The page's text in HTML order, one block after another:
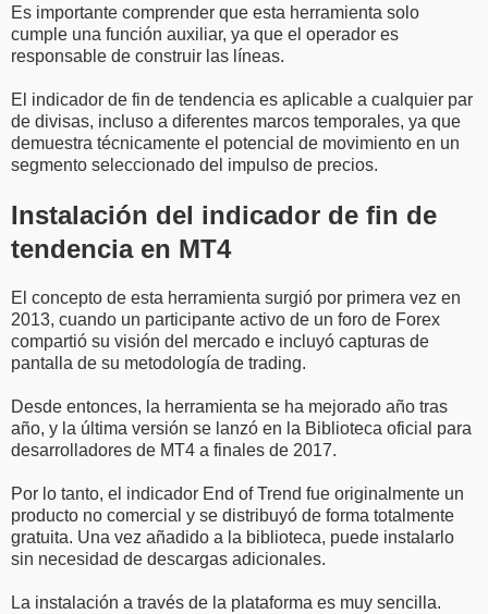
Es importante comprender que esta herramienta solo
cumple una función auxiliar, ya que el operador es
responsable de construir las líneas.
El indicador de fin de tendencia es aplicable a cualquier par
de divisas, incluso a diferentes marcos temporales, ya que
demuestra técnicamente el potencial de movimiento en un
segmento seleccionado del impulso de precios.
Instalación del indicador de fin de
tendencia en MT4
El concepto de esta herramienta surgió por primera vez en
2013, cuando un participante activo de un foro de Forex
compartió su visión del mercado e incluyó capturas de
pantalla de su metodología de trading.
Desde entonces, la herramienta se ha mejorado año tras
año, y la última versión se lanzó en la Biblioteca oficial para
desarrolladores de MT4 a finales de 2017.
Por lo tanto, el indicador End of Trend fue originalmente un
producto no comercial y se distribuyó de forma totalmente
gratuita. Una vez añadido a la biblioteca, puede instalarlo
sin necesidad de descargas adicionales.
La instalación a través de la plataforma es muy sencilla.